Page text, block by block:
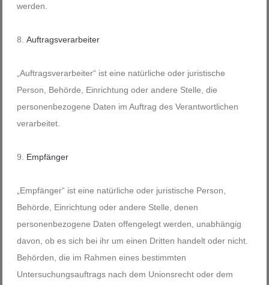
werden.
Auftragsverarbeiter
„Auftragsverarbeiter“ ist eine natürliche oder juristische
Person, Behörde, Einrichtung oder andere Stelle, die
personenbezogene Daten im Auftrag des Verantwortlichen
verarbeitet.
Empfänger
„Empfänger“ ist eine natürliche oder juristische Person,
Behörde, Einrichtung oder andere Stelle, denen
personenbezogene Daten offengelegt werden, unabhängig
davon, ob es sich bei ihr um einen Dritten handelt oder nicht.
Behörden, die im Rahmen eines bestimmten
Untersuchungsauftrags nach dem Unionsrecht oder dem